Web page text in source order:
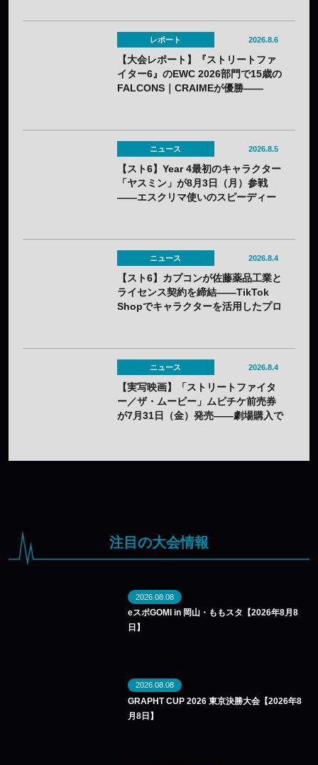
レポート 2026.8.6
【大会レポート】『ストリートファ
イター6』のEWC 2026部門で15歳の
FALCONS｜CRAIMEが優勝——
ニュース 2026.8.5
【スト6】Year 4最初のキャラクター
「ヤスミン」が8月3日（月）参戦
——エスクリマ使いのスピーディー
ニュース 2026.8.4
【スト6】カプコンが佐藤薬品工業と
ライセンス契約を締結——TikTok
Shopでキャラクターを活用したプロ
ニュース 2026.8.4
【実写映画】「ストリートファイタ
ー／ザ・ムービー」ムビチケ前売券
が7月31日（金）発売——劇場購入で
注目の大会情報
2026.08.08
eスポGOMI in 岡山・ももスタ【2026年8月8
日】
2026.08.08
GRAPHT CUP 2026 東京決勝大会【2026年8
月8日】